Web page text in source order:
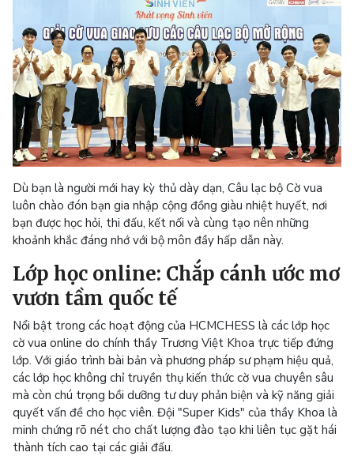
Dù bạn là người mới hay kỳ thủ dày dạn, Câu lạc bộ Cờ vua
luôn chào đón bạn gia nhập cộng đồng giàu nhiệt huyết, nơi
bạn được học hỏi, thi đấu, kết nối và cùng tạo nên những
khoảnh khắc đáng nhớ với bộ môn đầy hấp dẫn này.
Lớp học online: Chắp cánh ước mơ
vươn tầm quốc tế
Nổi bật trong các hoạt động của HCMCHESS là các lớp học
cờ vua online do chính thầy Trương Việt Khoa trực tiếp đứng
lớp. Với giáo trình bài bản và phương pháp sư phạm hiệu quả,
các lớp học không chỉ truyền thụ kiến thức cờ vua chuyên sâu
mà còn chú trọng bồi dưỡng tư duy phản biện và kỹ năng giải
quyết vấn đề cho học viên. Đội "Super Kids" của thầy Khoa là
minh chứng rõ nét cho chất lượng đào tạo khi liên tục gặt hái
thành tích cao tại các giải đấu.